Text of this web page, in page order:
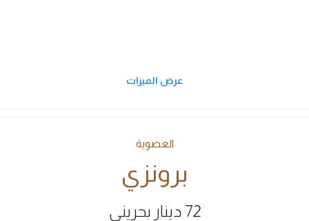
عرض الميزات
العضوية
برونزي
72 دينار بحريني